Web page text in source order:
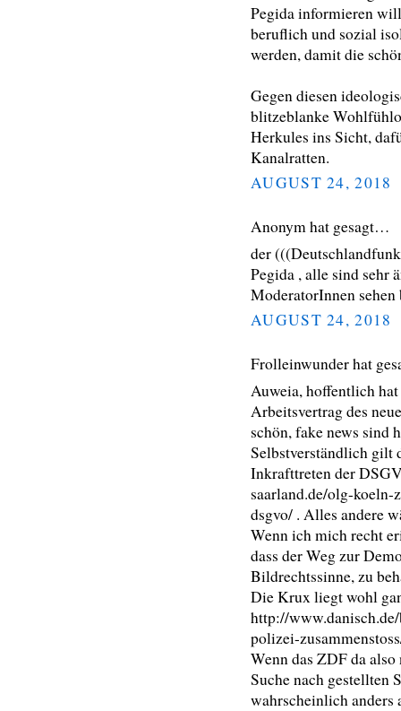
Pegida informieren
beruflich und sozial
werden, damit die
Gegen diesen
blitzeblanke
Herkules ins Sicht,
Kanalratten.
AUGUST 24, 2018
Anonym hat gesagt…
der
Pegida , alle sind sehr
ModeratorInnen
AUGUST 24, 2018
Frolleinwunder hat
Auweia, hoffentlich
Arbeitsvertrag des
schön, fake news sind
Selbstverständlich gilt
Inkrafttreten der
saarland.de/olg-
dsgvo/ . Alles andere
Wenn ich mich recht
dass der Weg zur
Bildrechtssinne, zu
Die Krux liegt wohl
http://
polizei-
Wenn das ZDF da
Suche nach gestellten
wahrscheinlich anders